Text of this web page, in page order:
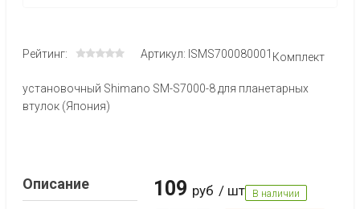
Рейтинг: Артикул: ISMS700080001 Комплект
установочный Shimano SM-S7000-8 для планетарных
втулок (Япония)
109 руб / шт В наличии
Описание